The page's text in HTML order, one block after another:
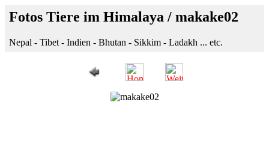
Fotos Tiere im Himalaya / makake02
Nepal - Tibet - Indien - Bhutan - Sikkim - Ladakh ... etc.